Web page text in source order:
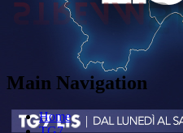
Main Navigation
Home